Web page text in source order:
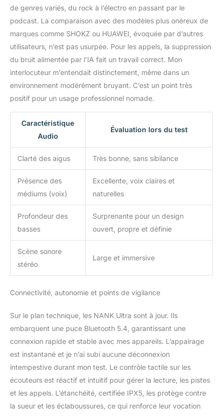
des vidéos) Autonomie
heures : obtenez 8
heures par charge et 24
heures au total avec
l'étui de charge compact
(le temps d'utilisation
peut atteindre 40 heures
à 40 % de volume),
assez pour alimenter les
vols de fond sans
garantie est d'un an. Si
vous avez des questions
lors de l'utilisation,
veuillez contacter le
service client NANK dès
que possible et nous
vous répondrons dès
que possible dans les 24
de genres variés, du rock à l’électro en passant par le
podcast. La comparaison avec des modèles plus onéreux de
marques comme SHOKZ ou HUAWEI, évoquée par d’autres
utilisateurs, n’est pas usurpée. Pour les appels, la suppression
du bruit alimentée par l’IA fait un travail correct. Mon
interlocuteur m’entendait distinctement, même dans un
environnement modérément bruyant. C’est un point très
positif pour un usage professionnel nomade.
Caractéristique
Audio
Évaluation lors du test
Clarté des aigus Très bonne, sans sibilance
Présence des
médiums (voix)
Excellente, voix claires et
naturelles
Profondeur des
basses
Surprenante pour un design
ouvert, propre et définie
Scène sonore
stéréo
Large et immersive
Connectivité, autonomie et points de vigilance
Sur le plan technique, les NANK Ultra sont à jour. Ils
embarquent une puce Bluetooth 5.4, garantissant une
connexion rapide et stable avec mes appareils. L’appairage
est instantané et je n’ai subi aucune déconnexion
intempestive durant mon test. Le contrôle tactile sur les
écouteurs est réactif et intuitif pour gérer la lecture, les pistes
et les appels. L’étanchéité, certifiée IPX5, les protège contre
la sueur et les éclaboussures, ce qui renforce leur vocation